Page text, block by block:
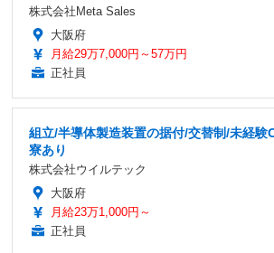
株式会社Meta Sales
大阪府
月給29万7,000円～57万円
正社員
組立/半導体製造装置の据付/交替制/未経験
寮あり
株式会社ウイルテック
大阪府
月給23万1,000円～
正社員